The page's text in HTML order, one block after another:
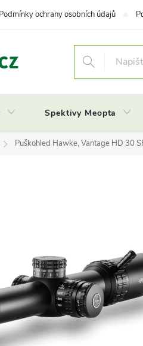
Podmínky ochrany osobních údajů
Spektivy Meopta
Puškohled Hawke, Vantage HD 30